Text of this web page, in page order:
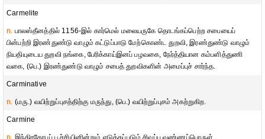
Carmelite
n. பாலஸ்தீனத்தில் 1156-இல் கார்மெல் மலையருகே தொடங்கப்பெற்ற சபையைப்
பின்பற்றி இரண்துண்டு வாழும் கட்டுப்பாடு மேற்கொண்ட துறவி, இரண்துண்டு வாழும்
நியதியுடைய துறவி நங்கை, பேரிக்காய்இனப் பழவகை, நேர்த்தியான கம்பளித்துணி
வகை, (பெ.) இரண்துண்டு வாழும் சபைத் துறவிகளின் அமைப்புச் சார்ந்த.
Carminative
n. (மரு.) வயிற்றுப்புசத்திற்கு மருந்து, (பெ.) வயிற்றுப்புசம் அகற்றுகிற.
Carmine
n. இந்திரகோபப் பூச்சியினின்றும் எடுக்கப்படும் சிவப்பு வண்ணப்பொருள்,